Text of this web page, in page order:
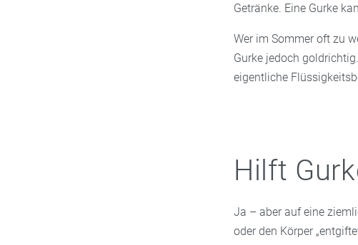
Getränke. Eine Gurke
Wer im Sommer oft zu
Gurke jedoch
eigentliche
Hilft
Ja – aber auf eine
oder den Körper